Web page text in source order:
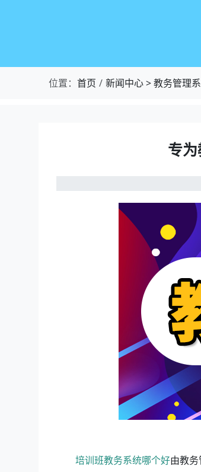
位置： 首页 新闻中心>教务管理
专
培训班教务系统哪个好由教